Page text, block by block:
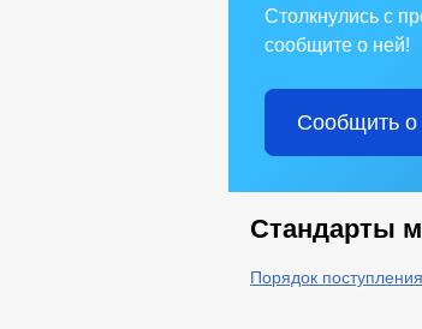
Столкнулись с
сообщите о ней!
Сообщить
Стандарты
Порядок